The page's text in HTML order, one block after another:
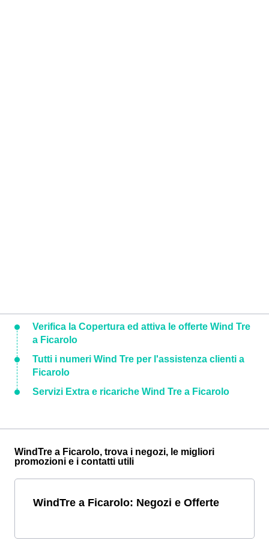
Verifica la Copertura ed attiva le offerte Wind Tre
a Ficarolo
Tutti i numeri Wind Tre per l'assistenza clienti a
Ficarolo
Servizi Extra e ricariche Wind Tre a Ficarolo
WindTre a Ficarolo, trova i negozi, le migliori
promozioni e i contatti utili
WindTre a Ficarolo: Negozi e Offerte